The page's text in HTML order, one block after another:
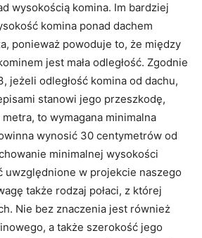
wysokością komina. Im bardziej
komina ponad dachem
ponieważ powoduje to, że między
jest mała odległość. Zgodnie
jeżeli odległość komina od dachu,
stanowi jego przeszkodę,
to wymagana minimalna
wynosić 30 centymetrów od
minimalnej wysokości
uwzględnione w projekcie naszego
także rodzaj połaci, z której
Nie bez znaczenia jest również
a także szerokość jego